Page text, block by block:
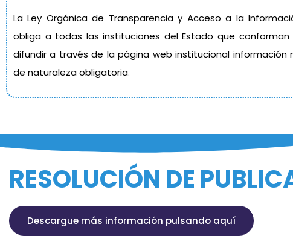
La Ley Orgánica de Transparencia y Acceso a la
obliga a todas las instituciones del Estado que
difundir a través de la página web institucional información
de naturaleza obligatoria.
RESOLUCIÓN DE
Descargue más información pulsando aquí